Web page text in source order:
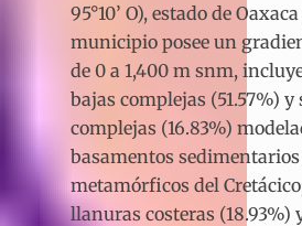
95°10’ O), estado de
municipio posee un
de 0 a 1,400 m snm,
bajas complejas (51.57%)
complejas (16.83%)
basamentos
metamórficos del
llanuras costeras (18.93%)